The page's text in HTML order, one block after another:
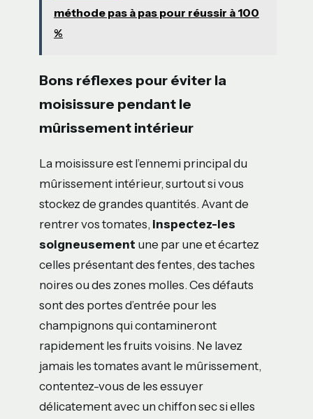
méthode pas à pas pour réussir à 100
%
Bons réflexes pour éviter la
moisissure pendant le
mûrissement intérieur
La moisissure est l’ennemi principal du
mûrissement intérieur, surtout si vous
stockez de grandes quantités. Avant de
rentrer vos tomates, inspectez-les
soigneusement une par une et écartez
celles présentant des fentes, des taches
noires ou des zones molles. Ces défauts
sont des portes d’entrée pour les
champignons qui contamineront
rapidement les fruits voisins. Ne lavez
jamais les tomates avant le mûrissement,
contentez-vous de les essuyer
délicatement avec un chiffon sec si elles